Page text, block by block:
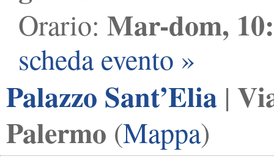
Orario: Mar-dom,
scheda evento »
Palazzo Sant’Elia |
Palermo (Mappa)